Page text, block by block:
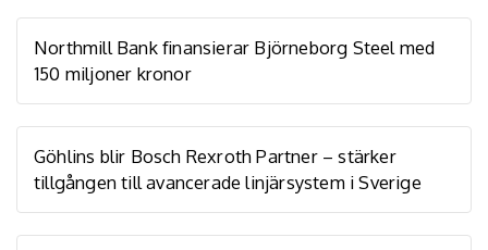
Northmill Bank finansierar Björneborg Steel med
150 miljoner kronor
Göhlins blir Bosch Rexroth Partner – stärker
tillgången till avancerade linjärsystem i Sverige